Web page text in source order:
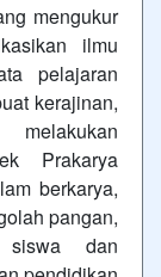
mengukur
ilmu
pelajaran
kerajinan,
Prakarya
berkarya,
pangan,
dan